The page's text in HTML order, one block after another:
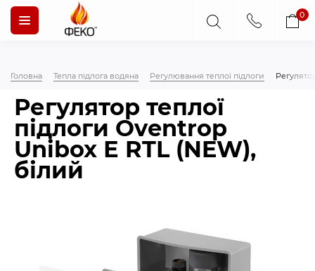
0
Головна Тепла підлога водяна Регулювання теплої підлоги
Регулятор теплої
підлоги Oventrop
Unibox Е RTL (NEW),
білий